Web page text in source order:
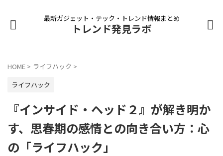
最新ガジェット・テック・トレンド情報まとめ
トレンド発見ラボ
HOME > ライフハック >
ライフハック
『インサイド・ヘッド２』が解き明か
す、思春期の感情との向き合い方：心
の「ライフハック」